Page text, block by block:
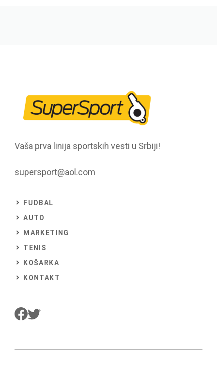
Vaša prva linija sportskih vesti u Srbiji!
supersport@aol.com
FUDBAL
AUTO
MARKETING
TENIS
KOŠARKA
KONTAKT